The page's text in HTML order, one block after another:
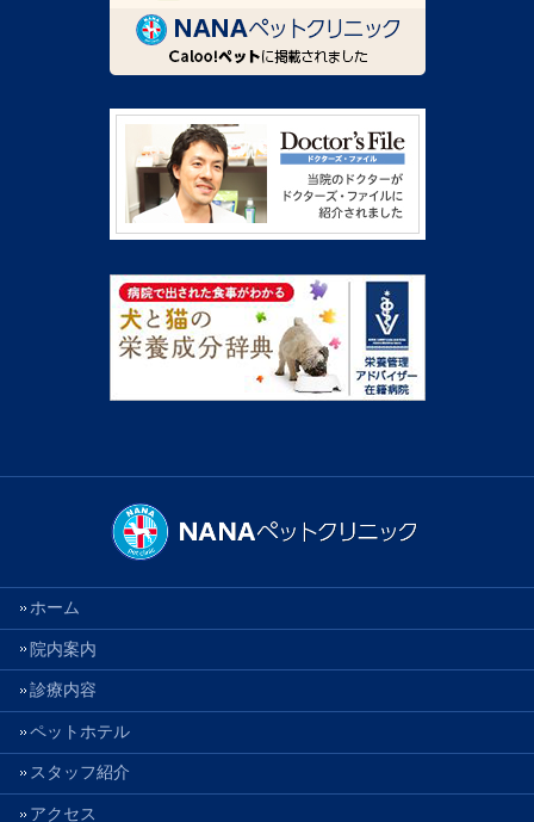
ホーム
院内案内
診療内容
ペットホテル
スタッフ紹介
アクセス